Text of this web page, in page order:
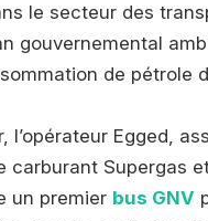
le secteur des
gouvernemental
de pétrole
l’opérateur Egged,
carburant Supergas
un premier bus GNV